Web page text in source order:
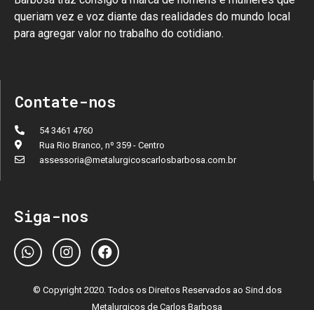
queriam vez e voz diante das realidades do mundo local
para agregar valor no trabalho do cotidiano.
Contate-nos
54 3461 4760
Rua Rio Branco, nº 359 - Centro
assessoria@metalurgicoscarlosbarbosa.com.br
Siga-nos
© Copyright 2020. Todos os Direitos Reservados ao Sind.dos
Metalurgicos de Carlos Barbosa